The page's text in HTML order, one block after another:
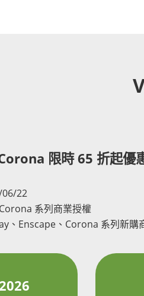
限時 65 折起
06/22
系列商業授權
、Enscape、Corona 系列新